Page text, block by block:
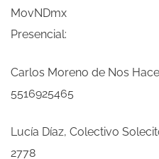
MovNDmx
Presencial:
Carlos Moreno de Nos
5516925465
Lucía Díaz, Colectivo
2778